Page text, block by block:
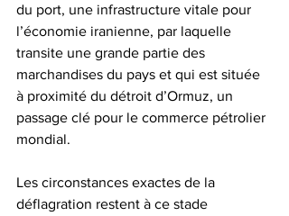
du port, une infrastructure vitale pour
l’économie iranienne, par laquelle
transite une grande partie des
marchandises du pays et qui est située
à proximité du détroit d’Ormuz, un
passage clé pour le commerce pétrolier
mondial.
Les circonstances exactes de la
déflagration restent à ce stade